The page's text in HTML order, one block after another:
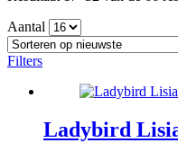
Aantal
Filters
Ladybird